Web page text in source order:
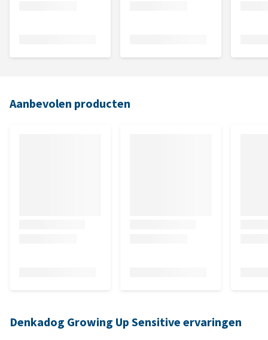
Aanbevolen producten
Denkadog Growing Up Sensitive ervaringen